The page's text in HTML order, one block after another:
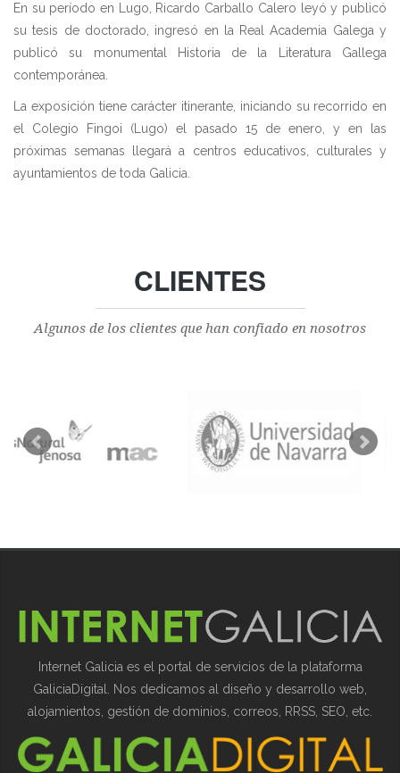
En su período en Lugo, Ricardo Carballo Calero leyó y publicó
su tesis de doctorado, ingresó en la Real Academia Galega y
publicó su monumental Historia de la Literatura Gallega
contemporánea.
La exposición tiene carácter itinerante, iniciando su recorrido en
el Colegio Fingoi (Lugo) el pasado 15 de enero, y en las
próximas semanas llegará a centros educativos, culturales y
ayuntamientos de toda Galicia.
CLIENTES
Algunos de los clientes que han confiado en nosotros
Internet Galicia es el portal de servicios de la plataforma
GaliciaDigital. Nos dedicamos al diseño y desarrollo web,
alojamientos, gestión de dominios, correos, RRSS, SEO, etc.